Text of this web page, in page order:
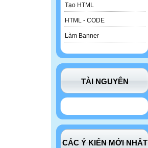
Tạo HTML
HTML - CODE
Làm Banner
TÀI NGUYÊN
CÁC Ý KIẾN MỚI NHẤT